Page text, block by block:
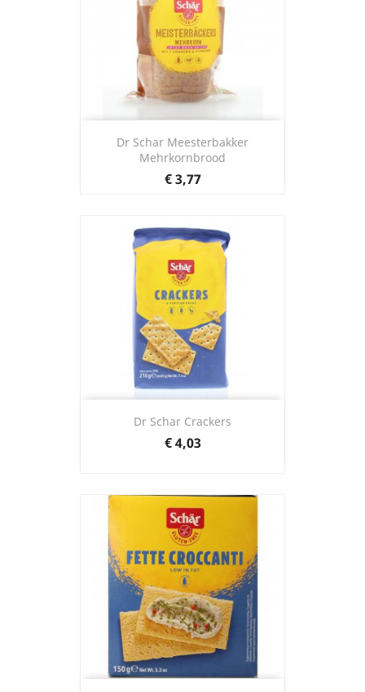
Dr Schar Meesterbakker
Mehrkornbrood
Prijs
€ 3,77
Dr Schar Crackers
Prijs
€ 4,03